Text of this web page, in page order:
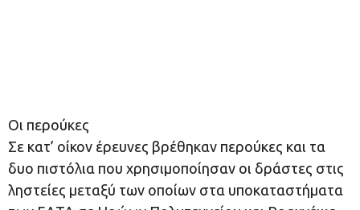
Οι περούκες
Σε κατ’ οίκον έρευνες βρέθηκαν περούκες και τα
δυο πιστόλια που χρησιμοποίησαν οι δράστες στις
ληστείες μεταξύ των οποίων στα υποκαταστήματα